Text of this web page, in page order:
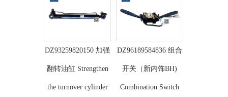
DZ93259820150 加强
翻转油缸 Strengthen
the turnover cylinder
DZ96189584836 组合
开关（新内饰BH)
Combination Switch